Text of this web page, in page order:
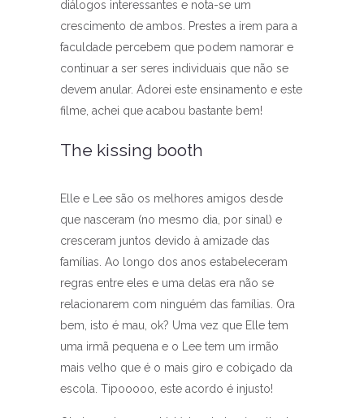
diálogos interessantes e nota-se um
crescimento de ambos. Prestes a irem para a
faculdade percebem que podem namorar e
continuar a ser seres individuais que não se
devem anular. Adorei este ensinamento e este
filme, achei que acabou bastante bem!
The kissing booth
Elle e Lee são os melhores amigos desde
que nasceram (no mesmo dia, por sinal) e
cresceram juntos devido à amizade das
famílias. Ao longo dos anos estabeleceram
regras entre eles e uma delas era não se
relacionarem com ninguém das famílias. Ora
bem, isto é mau, ok? Uma vez que Elle tem
uma irmã pequena e o Lee tem um irmão
mais velho que é o mais giro e cobiçado da
escola. Tipooooo, este acordo é injusto!